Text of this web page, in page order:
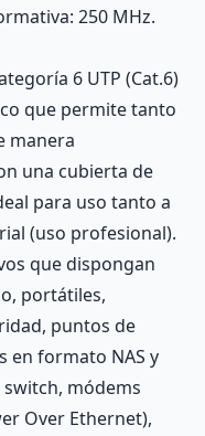
250 MHz.
6 UTP (Cat.6)
que permite tanto
manera
una cubierta de
para uso tanto a
(uso profesional).
que dispongan
portátiles,
puntos de
en formato NAS y
módems
Over Ethernet),